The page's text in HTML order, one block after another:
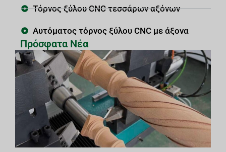
Τόρνος ξύλου CNC τεσσάρων αξόνων
Αυτόματος τόρνος ξύλου CNC με άξονα
Πρόσφατα Νέα